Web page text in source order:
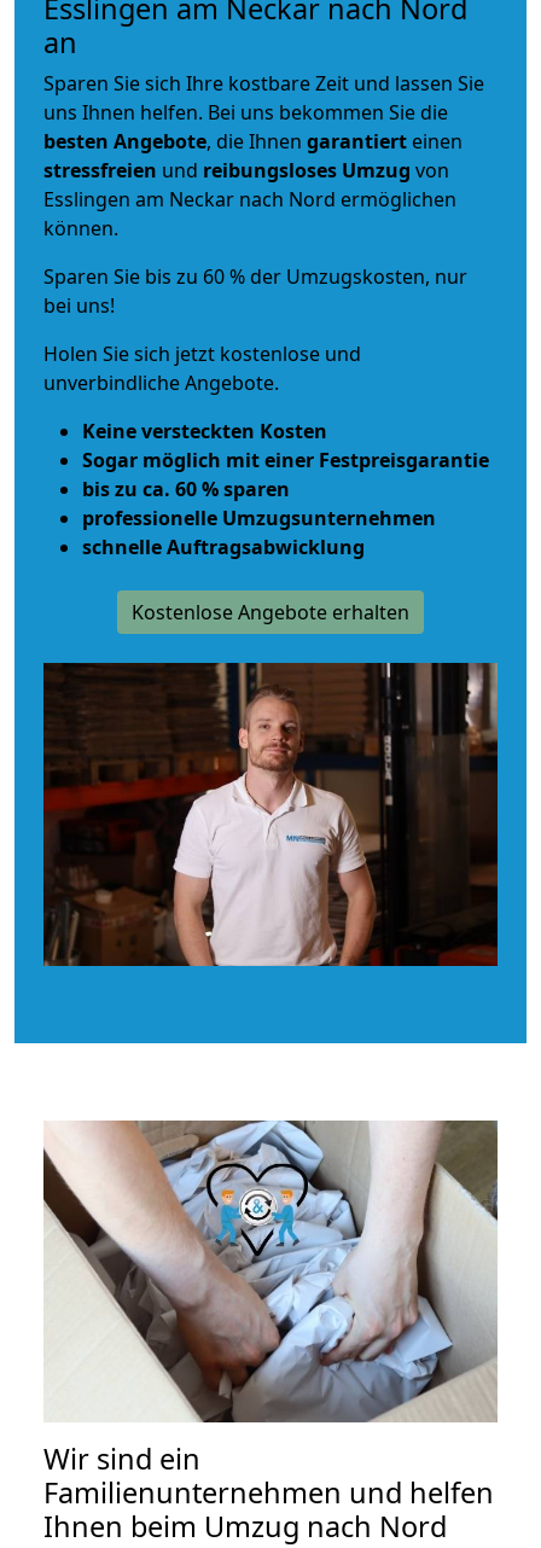
Esslingen am Neckar nach Nord
an
Sparen Sie sich Ihre kostbare Zeit und lassen Sie
uns Ihnen helfen. Bei uns bekommen Sie die
besten Angebote, die Ihnen garantiert einen
stressfreien und reibungsloses Umzug von
Esslingen am Neckar nach Nord ermöglichen
können.
Sparen Sie bis zu 60 % der Umzugskosten, nur
bei uns!
Holen Sie sich jetzt kostenlose und
unverbindliche Angebote.
Keine versteckten Kosten
Sogar möglich mit einer Festpreisgarantie
bis zu ca. 60 % sparen
professionelle Umzugsunternehmen
schnelle Auftragsabwicklung
Kostenlose Angebote erhalten
Wir sind ein
Familienunternehmen und helfen
Ihnen beim Umzug nach Nord